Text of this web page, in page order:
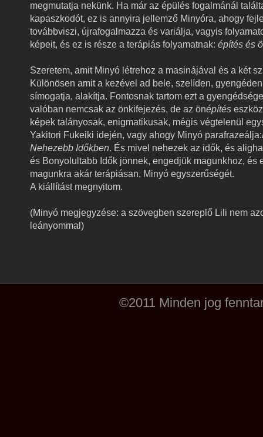
megmutatja nekünk. Ha már az épülés fogalmánál
kapaszkodót, ez is annyira jellemző Minyóra, ahogy
továbbviszi, újrafogalmazza és variálja, vagyis
képeit, és ez is része a terápiás folyamatnak: építés és
Szeretem, amit Minyó létrehoz a masinájával és a két
Különösen amit a kezével ad bele, szelíden,
símogatja, alakítja. Fontosnak tartom ezt a
valóban nemcsak az önkifejezés, de az önépítés
képek talányosak, enigmatikusak, mégis végtelenül
Yakitori Fukeiki idején, vagy ahogy Minyó parafrazeálja:
Nehezebb Időkben. És mivel nehezek az idők, és
és Bonyolultabb Idők jönnek, engedjük magunkhoz, és
magunkra akár terápiásan, Minyó egyszerűségét.
A kiállítást megnyitom.
(Minyó megjegyzése: a szövegben szereplő Lili nem
leányommal)
©2011 Minden jog